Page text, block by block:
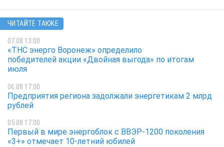
ЧИТАЙТЕ ТАКЖЕ
07.08 13:00
«ТНС энерго Воронеж» определило
победителей акции «Двойная выгода» по итогам
июля
06.08 17:00
Предприятия региона задолжали энергетикам 2 млрд
рублей
05.08 17:00
Первый в мире энергоблок с ВВЭР-1200 поколения
«3+» отмечает 10-летний юбилей